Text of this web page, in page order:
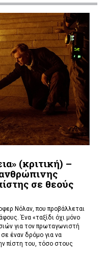
(κριτική) –
σε θεούς
Νόλαν,που προβάλλεται
Ένα «ταξίδι όχι μόνο
για τον πρωταγωνιστή
έναν δρόμο για να
πίστη του, τόσο στους